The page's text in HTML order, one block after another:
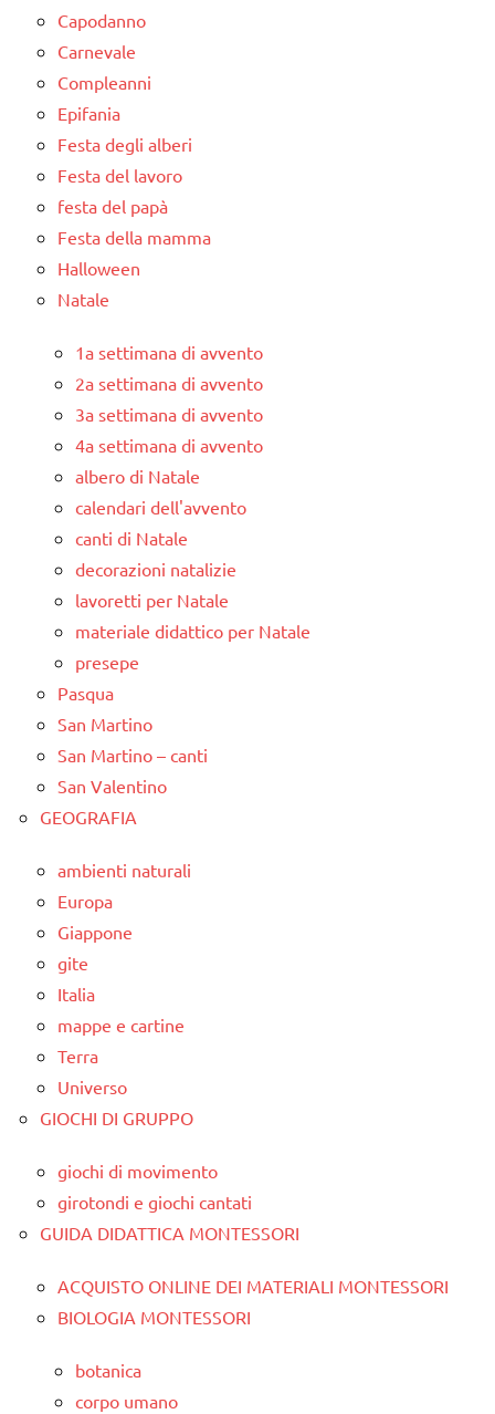
Capodanno
Carnevale
Compleanni
Epifania
Festa degli alberi
Festa del lavoro
festa del papà
Festa della mamma
Halloween
Natale
1a settimana di avvento
2a settimana di avvento
3a settimana di avvento
4a settimana di avvento
albero di Natale
calendari dell'avvento
canti di Natale
decorazioni natalizie
lavoretti per Natale
materiale didattico per Natale
presepe
Pasqua
San Martino
San Martino – canti
San Valentino
GEOGRAFIA
ambienti naturali
Europa
Giappone
gite
Italia
mappe e cartine
Terra
Universo
GIOCHI DI GRUPPO
giochi di movimento
girotondi e giochi cantati
GUIDA DIDATTICA MONTESSORI
ACQUISTO ONLINE DEI MATERIALI MONTESSORI
BIOLOGIA MONTESSORI
botanica
corpo umano